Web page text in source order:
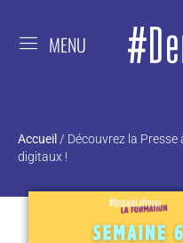
MENU
Accueil / Découvrez la
digitaux !